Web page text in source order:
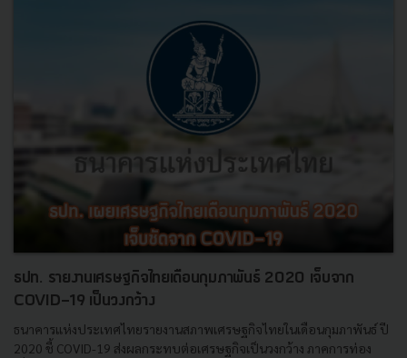
ธปท. รายงานเศรษฐกิจไทยเดือนกุมภาพันธ์ 2020 เจ็บจาก
COVID-19 เป็นวงกว้าง
ธนาคารแห่งประเทศไทยรายงานสภาพเศรษฐกิจไทยในเดือนกุมภาพันธ์ ปี
2020 ชี้ COVID-19 ส่งผลกระทบต่อเศรษฐกิจเป็นวงกว้าง ภาคการท่อง